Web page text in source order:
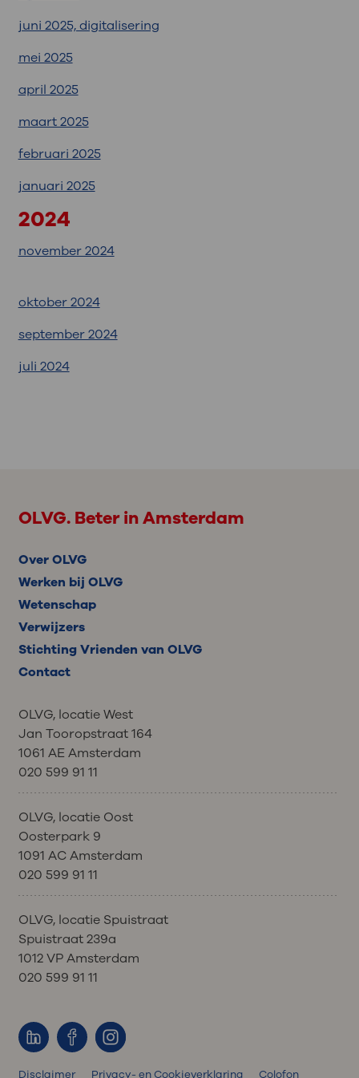
juni 2025, digitalisering
mei 2025
april 2025
maart 2025
februari 2025
januari 2025
2024
november 2024
oktober 2024
september 2024
juli 2024
OLVG. Beter in Amsterdam
Over OLVG
Werken bij OLVG
Wetenschap
Verwijzers
Stichting Vrienden van OLVG
Contact
OLVG, locatie West
Jan Tooropstraat 164
1061 AE Amsterdam
020 599 91 11
OLVG, locatie Oost
Oosterpark 9
1091 AC Amsterdam
020 599 91 11
OLVG, locatie Spuistraat
Spuistraat 239a
1012 VP Amsterdam
020 599 91 11
Disclaimer Privacy- en Cookieverklaring Colofon